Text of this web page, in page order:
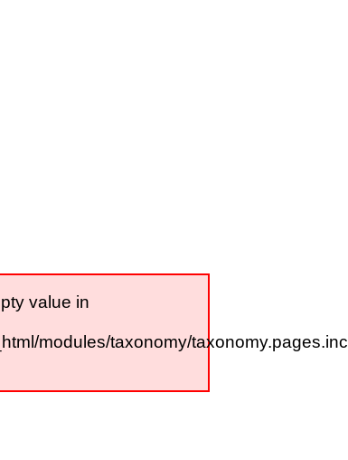
value in
modules/taxonomy/taxonomy.pages.inc